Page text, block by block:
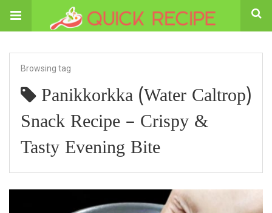
Browsing tag
Panikkorkka (Water Caltrop)
Snack Recipe – Crispy &
Tasty Evening Bite